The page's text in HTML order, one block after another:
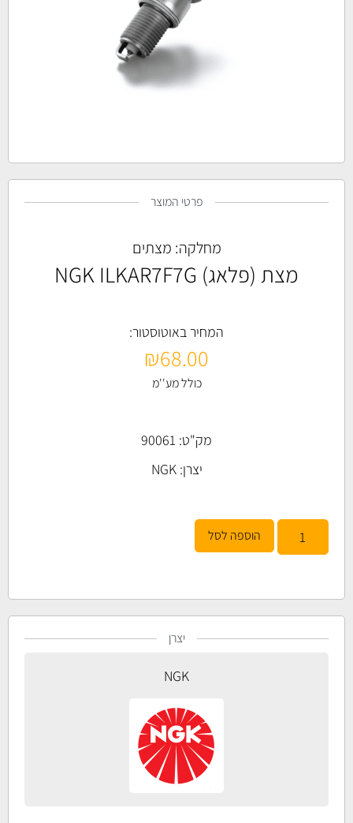
פרטי המוצר
מחלקה: מצתים
מצת (פלאג) NGK ILKAR7F7G
המחיר באוטוסטור:
₪68.00
כולל מע''מ
מק"ט: 90061
יצרן:NGK
הוספה לסל
יצרן
NGK